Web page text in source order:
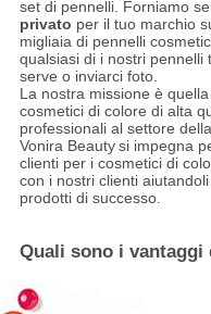
set di pennelli. Forniamo
privato per il tuo marchio
migliaia di pennelli
qualsiasi di i nostri pennelli
serve o inviarci foto.
La nostra missione è
cosmetici di colore di alta
professionali al settore
Vonira Beautysi impegna
clienti per i cosmetici di
con i nostri clienti
prodotti di successo.
Quali sono i